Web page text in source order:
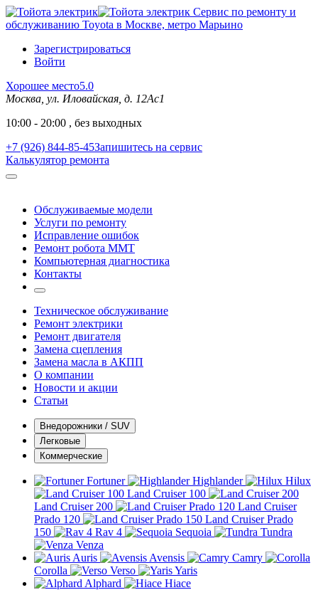
Сервис по ремонту и
обслуживанию Toyota в Москве, метро Марьино
Зарегистрироваться
Войти
Хорошее место5.0
Москва, ул. Иловайская, д. 12Ас1
10:00 - 20:00 , без выходных
+7 (926) 844-85-45Запишитесь на сервис
Калькулятор ремонта
Обслуживаемые модели
Услуги по ремонту
Исправление ошибок
Ремонт робота MMT
Компьютерная диагностика
Контакты
Техническое обслуживание
Ремонт электрики
Ремонт двигателя
Замена сцепления
Замена масла в АКПП
О компании
Новости и акции
Статьи
Внедорожники / SUV
Легковые
Коммерческие
Fortuner Highlander
Hilux
Land Cruiser 100
Land Cruiser 200
Land Cruiser
Prado 120
Land Cruiser Prado
150
Rav 4 Sequoia
Tundra
Venza
Auris
Avensis
Camry
Corolla
Verso
Yaris
Alphard
Hiace